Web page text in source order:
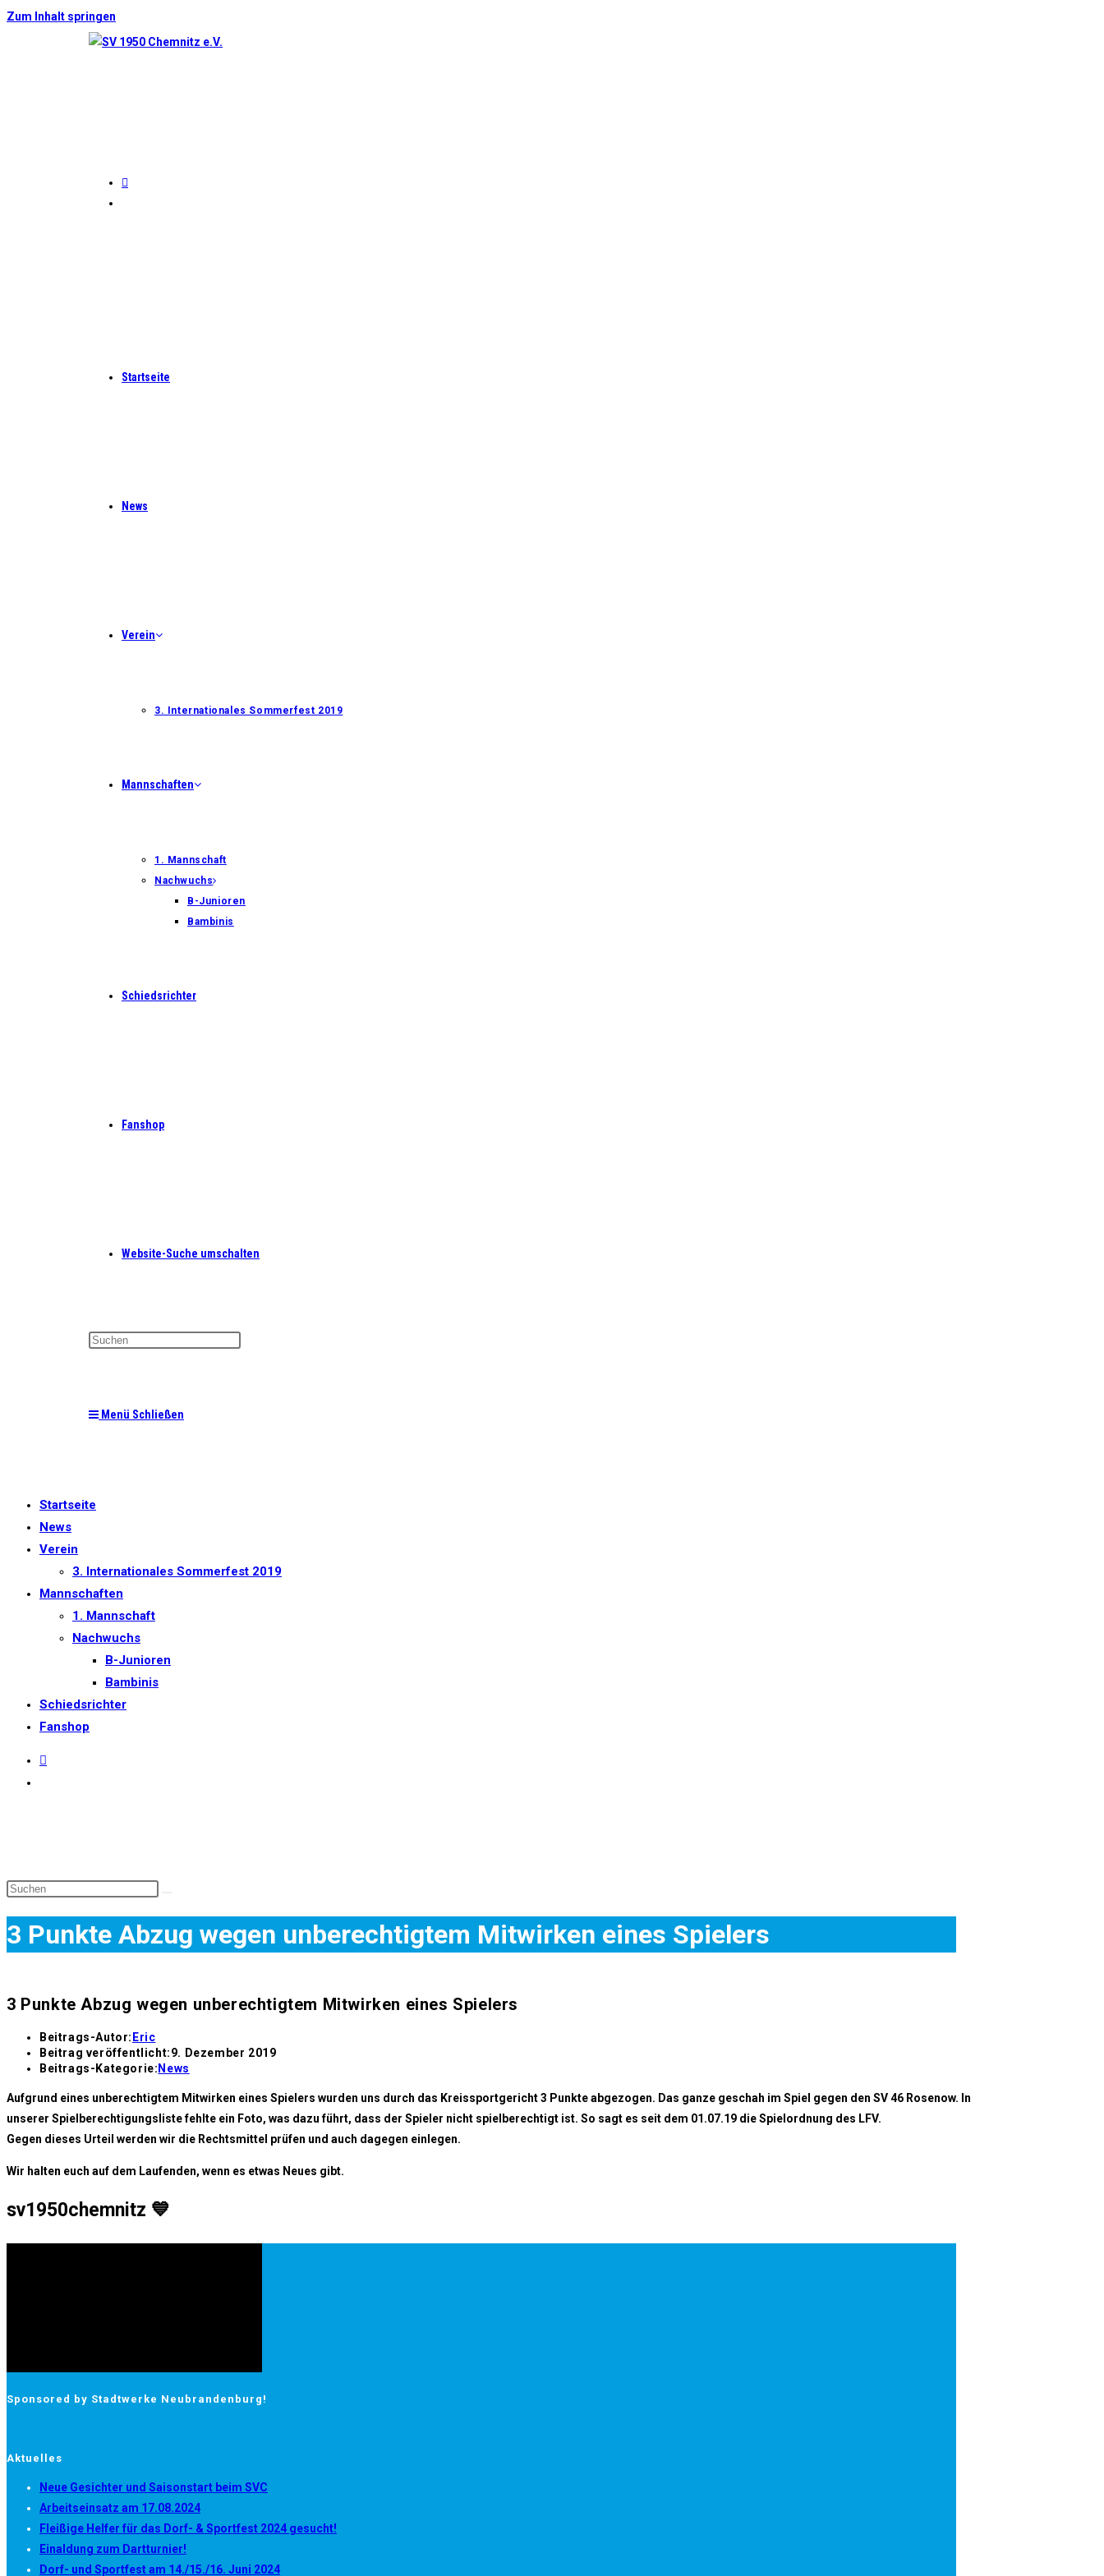
Zum Inhalt springen
Startseite
News
Verein
3. Internationales Sommerfest 2019
Mannschaften
1. Mannschaft
Nachwuchs
B-Junioren
Bambinis
Schiedsrichter
Fanshop
Website-Suche umschalten
Menü Schließen
Startseite
News
Verein
3. Internationales Sommerfest 2019
Mannschaften
1. Mannschaft
Nachwuchs
B-Junioren
Bambinis
Schiedsrichter
Fanshop
3 Punkte Abzug wegen unberechtigtem Mitwirken eines Spielers
3 Punkte Abzug wegen unberechtigtem Mitwirken eines Spielers
Beitrags-Autor: Eric
Beitrag veröffentlicht:9. Dezember 2019
Beitrags-Kategorie: News
Aufgrund eines unberechtigtem Mitwirken eines Spielers wurden uns durch das Kreissportgericht 3 Punkte abgezogen. Das ganze geschah im Spiel gegen den SV 46 Rosenow. In
unserer Spielberechtigungsliste fehlte ein Foto, was dazu führt, dass der Spieler nicht spielberechtigt ist. So sagt es seit dem 01.07.19 die Spielordnung des LFV.
Gegen dieses Urteil werden wir die Rechtsmittel prüfen und auch dagegen einlegen.
Wir halten euch auf dem Laufenden, wenn es etwas Neues gibt.
sv1950chemnitz 💙
Sponsored by Stadtwerke Neubrandenburg!
Aktuelles
Neue Gesichter und Saisonstart beim SVC
Arbeitseinsatz am 17.08.2024
Fleißige Helfer für das Dorf- & Sportfest 2024 gesucht!
Einaldung zum Dartturnier!
Dorf- und Sportfest am 14./15./16. Juni 2024